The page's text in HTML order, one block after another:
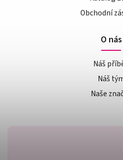
Obchodní
O nás
Náš
Náš
Naše